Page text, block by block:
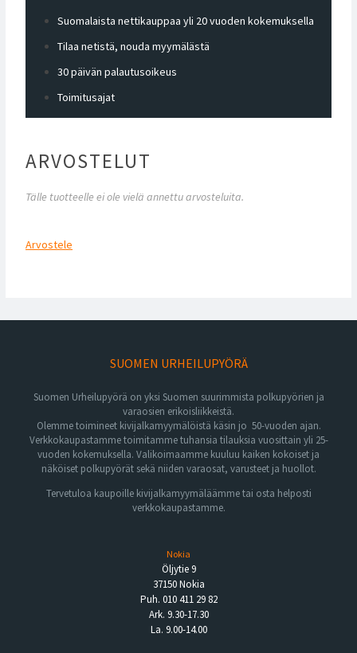
Suomalaista nettikauppaa yli 20 vuoden kokemuksella
Tilaa netistä, nouda myymälästä
30 päivän palautusoikeus
Toimitusajat
ARVOSTELUT
Tälle tuotteelle ei ole vielä annettu arvosteluita.
Arvostele
SUOMEN URHEILUPYÖRÄ
Suomen Urheilupyörä on yksi Suomen suurimmista polkupyörien ja
varaosien erikoisliikkeistä.
Olemme toimineet kivijalkamyymälöistä käsin jo 50-vuoden ajan.
Verkkokaupastamme toimitamme tuhansia tilauksia vuosittain yli 25-
vuoden kokemuksella. Valikoimaamme kuuluu kaiken kokoiset ja
näköiset polkupyörät sekä niiden varaosat, varusteet ja huollot.
Tervetuloa kaupoille kivijalkamyymäläämme tai osta helposti
verkkokaupastamme.
Nokia
Öljytie 9
37150 Nokia
Puh. 010 411 29 82
Ark. 9.30-17.30
La. 9.00-14.00